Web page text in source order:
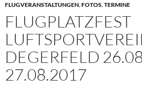
FLUGVERANSTALTUNGEN,FOTOS,TERMINE
FLUGPLATZFEST
DEGERFELD
27.08.2017